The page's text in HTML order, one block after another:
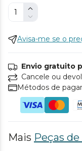
Avisa-me se o
Envio gratuito
Cancele ou
Métodos de
Mais Peças